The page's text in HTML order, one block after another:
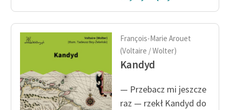
Kolekcje edukacyjne
twórców przechodzących
do domeny publicznej,
Starego Testamentu
Odkurzamy bohaterów
François-Marie Arouet
(Voltaire / Wolter)
Kandyd
— Przebacz mi jeszcze
raz — rzekł Kandyd do